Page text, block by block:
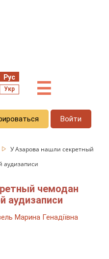
Рус
Укр ☰
Войти
У Азарова нашли секретный
аудизаписи
чемодан
аудизаписи
Марина Генадіївна